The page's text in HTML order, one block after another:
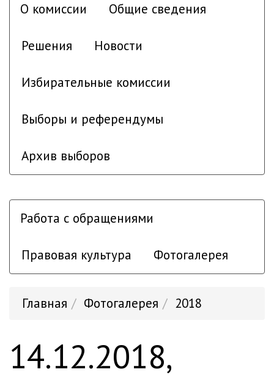
О комиссии Общие сведения
Решения Новости
Избирательные комиссии
Выборы и референдумы
Архив выборов
Работа с обращениями
Правовая культура Фотогалерея
Главная Фотогалерея 2018
14.12.2018,